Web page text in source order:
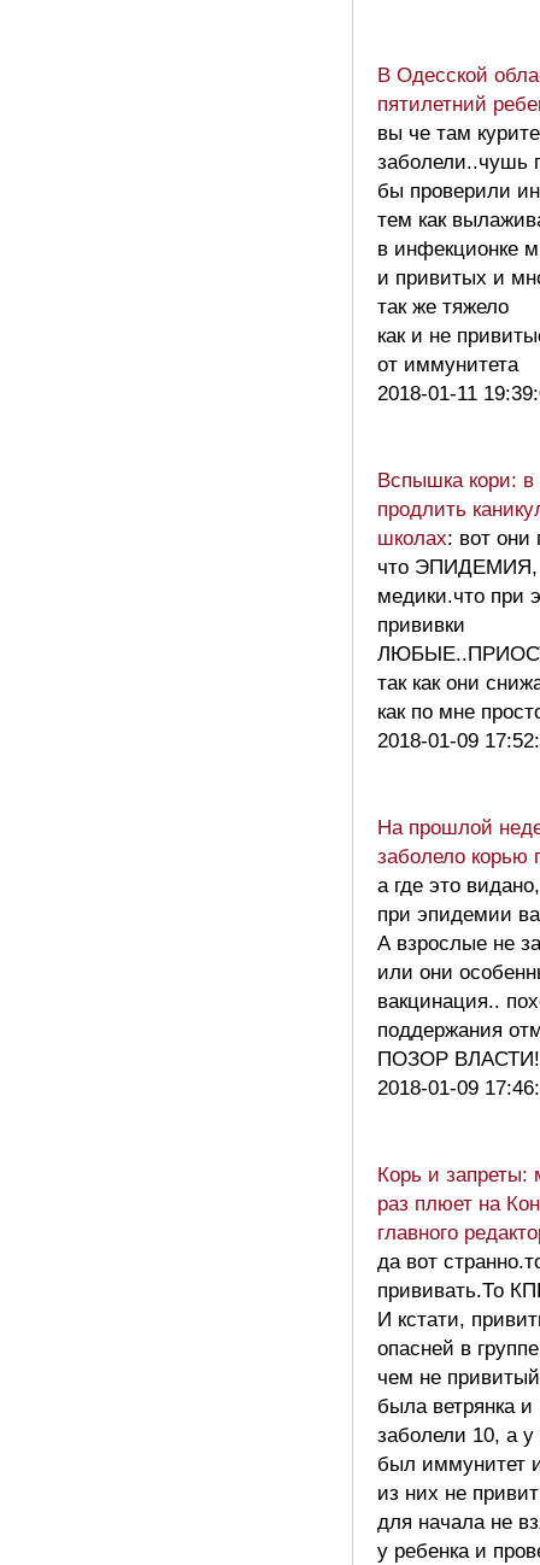
В Одесской
пятилетний
вы че там
заболели..чушь
бы проверили
тем как
в инфекционке
и привитых и
так же тяжело
как и не
от иммунитета
2018-01-11
Вспышка кори:
продлить
школах: вот они
что ЭПИДЕМИЯ,
медики.что
прививки
так как они
как по мне
2018-01-09
На прошлой
заболело корью
а где это
при эпидемии
А взрослые не
или они
вакцинация..
поддержания
ПОЗОР
2018-01-09
Корь и запреты:
раз плюет на
главного
да вот
прививать.То
И кстати,
опасней в
чем не
была ветрянка и
заболели 10, а
был иммунитет
из них не
для начала не
у ребенка и